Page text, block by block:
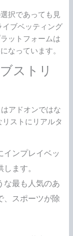
択であっても見
ブベッティング
ットフォームは
なっています。
ストリ
アドオンではな
ストにリアルタ
インプレイベッ
ます。
な最も人気のあ
、スポーツが除